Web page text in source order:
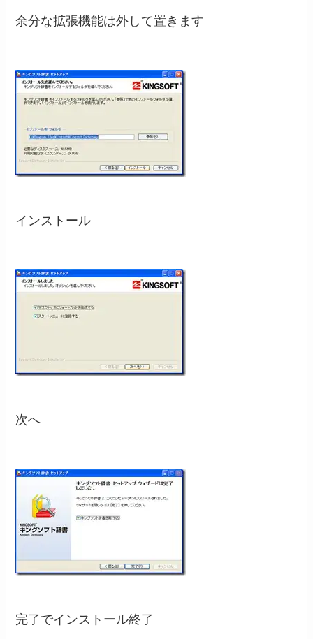
余分な拡張機能は外して置きます
インストール
次へ
完了でインストール終了